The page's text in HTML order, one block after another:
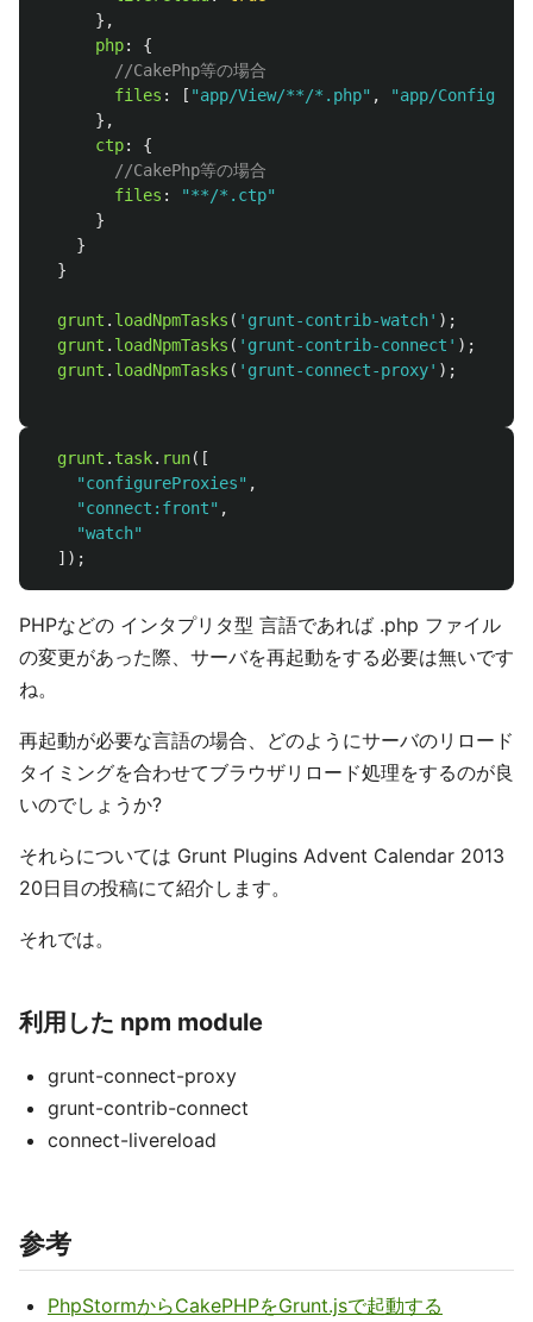
},
php:
{
//CakePhp等の場合
files : [ "app/View/**/*.php" , "app/Config/
},
ctp:
{
//CakePhp等の場合
files : "**/*.ctp"
}
}
}
grunt . loadNpmTasks ( ' grunt-contrib-watch' );
grunt . loadNpmTasks ( ' grunt-contrib-connect ' );
grunt . loadNpmTasks ( ' grunt-connect-proxy' );
grunt . task. run([
"configureProxies" ,
"connect:front" ,
"watch"
]);
PHPなどの インタプリタ型 言語であれば .php ファイル
の変更があった際、サーバを再起動をする必要は無いです
ね。
再起動が必要な言語の場合、どのようにサーバのリロード
タイミングを合わせてブラウザリロード処理をするのが良
いのでしょうか?
それらについては Grunt Plugins Advent Calendar 2013
20日目の投稿にて紹介します。
それでは。
利用した npm module
grunt-connect-proxy
grunt-contrib-connect
connect-livereload
参考
PhpStormからCakePHPをGrunt.jsで起動する